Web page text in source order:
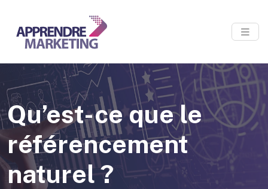
Qu’est-ce que le
référencement
naturel ?